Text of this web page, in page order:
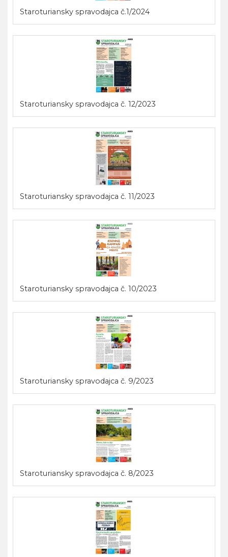
Staroturiansky spravodajca č.1/2024
Staroturiansky spravodajca č. 12/2023
Staroturiansky spravodajca č. 11/2023
Staroturiansky spravodajca č. 10/2023
Staroturiansky spravodajca č. 9/2023
Staroturiansky spravodajca č. 8/2023